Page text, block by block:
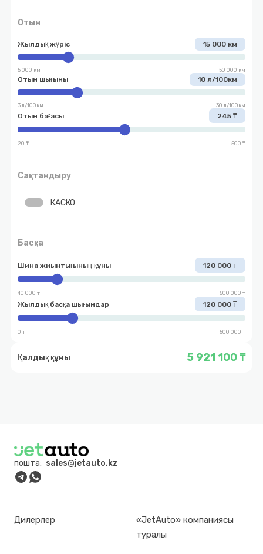
Отын
Жылдық жүріс 15 000 км
5 000 км 50 000 км
Отын шығыны 10 л/100км
3 л/100км 30 л/100км
Отын бағасы 245 ₸
20 ₸ 500 ₸
Сақтандыру
КАСКО
Басқа
Шина жиынтығының құны 120 000 ₸
40 000 ₸ 500 000 ₸
Жылдық басқа шығындар 120 000 ₸
0 ₸ 500 000 ₸
Қалдық құны 5 921 100 ₸
пошта: sales@jetauto.kz
Дилерлер
«JetAuto» компаниясы
туралы